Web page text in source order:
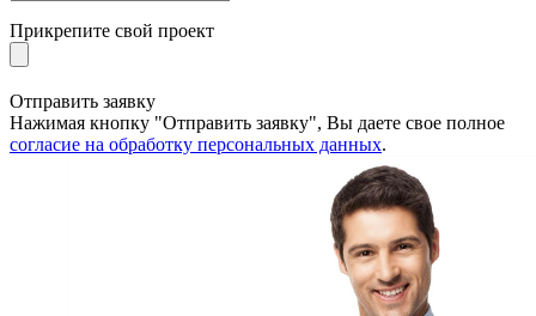
Прикрепите свой проект
Отправить заявку
Нажимая кнопку "Отправить заявку", Вы даете свое полное
согласие на обработку персональных данных.